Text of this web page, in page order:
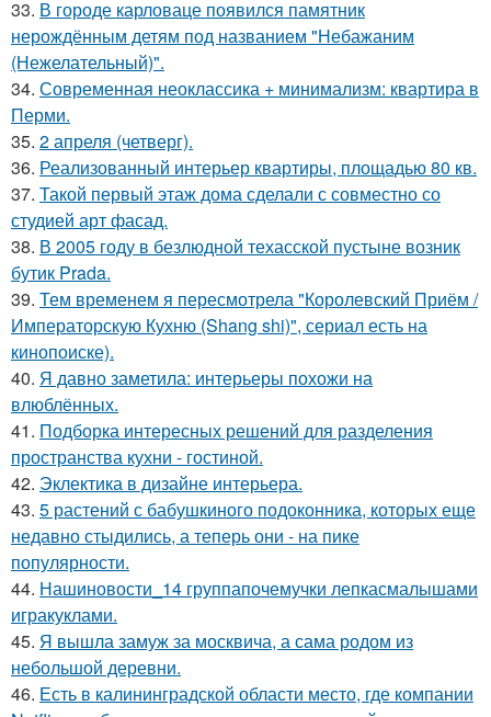
33. В городе карловаце появился памятник
нерождённым детям под названием "Небажаним
(Нежелательный)".
34. Современная неоклассика + минимализм: квартира в
Перми.
35. 2 апреля (четверг).
36. Реализованный интерьер квартиры, площадью 80 кв.
37. Такой первый этаж дома сделали с совместно со
студией арт фасад.
38. В 2005 году в безлюдной техасской пустыне возник
бутик Prada.
39. Тем временем я пересмотрела "Королевский Приём /
Императорскую Кухню (Shang shi)", сериал есть на
кинопоиске).
40. Я давно заметила: интерьеры похожи на
влюблённых.
41. Подборка интересных решений для разделения
пространства кухни - гостиной.
42. Эклектика в дизайне интерьера.
43. 5 растений с бабушкиного подоконника, которых еще
недавно стыдились, а теперь они - на пике
популярности.
44. Нашиновости_14 группапочемучки лепкасмалышами
игракуклами.
45. Я вышла замуж за москвича, а сама родом из
небольшой деревни.
46. Есть в калининградской области место, где компании